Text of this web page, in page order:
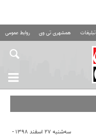
همشهری تی وی روابط عمومی
سه‌شنبه ۲۷ اسفند ۱۳۹۸ -